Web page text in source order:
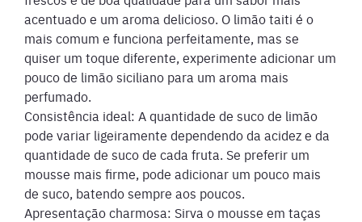
acentuado e um aroma delicioso. O limão taiti é o
mais comum e funciona perfeitamente, mas se
quiser um toque diferente, experimente adicionar um
pouco de limão siciliano para um aroma mais
perfumado.
Consistência ideal: A quantidade de suco de limão
pode variar ligeiramente dependendo da acidez e da
quantidade de suco de cada fruta. Se preferir um
mousse mais firme, pode adicionar um pouco mais
de suco, batendo sempre aos poucos.
Apresentação charmosa: Sirva o mousse em taças